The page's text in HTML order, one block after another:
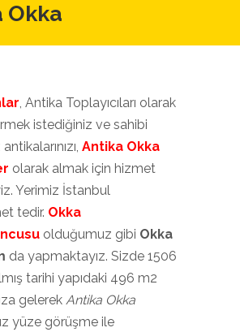
Okka
, Antika Toplayıcıları olarak
istediğiniz ve sahibi
Antika Okka
olarak almak için hizmet
Yerimiz İstanbul
tedir. Okka
olduğumuz gibi Okka
da yapmaktayız. Sizde 1506
tarihi yapıdaki 496 m2
gelerek Antika Okka
yüze görüşme ile